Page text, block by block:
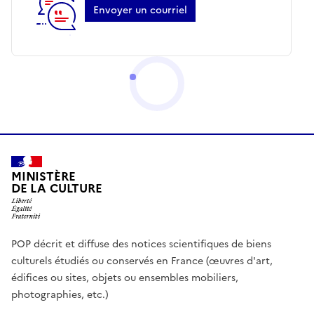
Envoyer un courriel
MINISTÈRE
DE LA CULTURE
POP décrit et diffuse des notices scientifiques de biens
culturels étudiés ou conservés en France (œuvres d'art,
édifices ou sites, objets ou ensembles mobiliers,
photographies, etc.)